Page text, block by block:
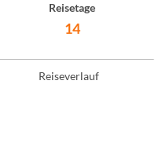
Reisetage
14
Reiseverlauf